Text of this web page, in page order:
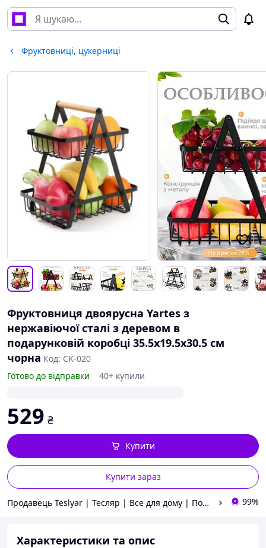
Фруктовниці, цукерниці
Фруктовниця двоярусна Yartes з
нержавіючої сталі з деревом в
подарунковій коробці 35.5х19.5х30.5 см
чорна Код: CK-020
Готово до відправки
40+ купили
529 ₴
Купити зараз
Купити
Продавець Teslyar | Тесляр | Все для дому | Подарунки | Гурт 99%
Характеристики та опис